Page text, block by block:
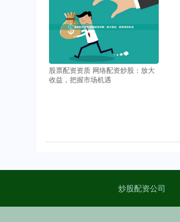
股票配资资质 网络配资炒股：放大
收益，把握市场机遇
炒股配资公司